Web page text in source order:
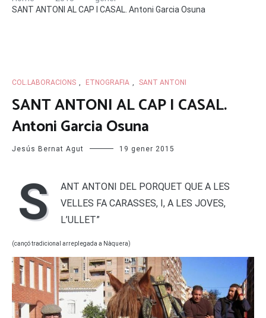
SANT ANTONI AL CAP I CASAL. Antoni Garcia Osuna
COL.LABORACIONS , ETNOGRAFIA , SANT ANTONI
SANT ANTONI AL CAP I CASAL.
Antoni Garcia Osuna
Jesús Bernat Agut 19 gener 2015
S
ANT ANTONI DEL PORQUET QUE A LES
VELLES FA CARASSES, I, A LES JOVES,
L’ULLET”
(cançó tradicional arreplegada a Nàquera)